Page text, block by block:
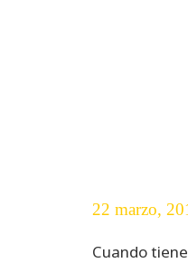
22 marzo,
Cuando